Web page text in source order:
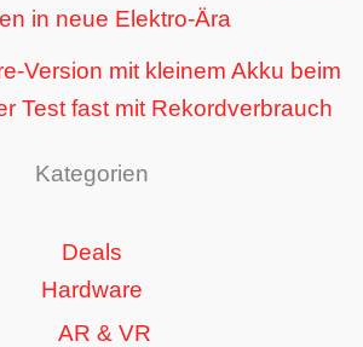
in neue Elektro-Ära
Version mit kleinem Akku beim
Test fast mit Rekordverbrauch
Kategorien
Deals
Hardware
AR & VR